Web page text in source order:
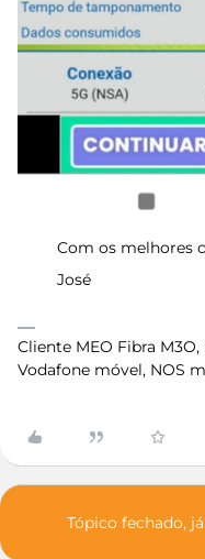
Com os melhores
José
Cliente MEO Fibra
Vodafone móvel, NOS
Tópico fechado,